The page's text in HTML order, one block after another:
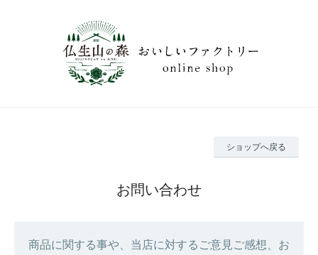
ショップへ戻る
お問い合わせ
商品に関する事や、当店に対するご意見ご感想、お